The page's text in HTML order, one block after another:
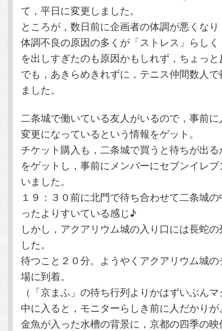
て，平日に変更しました。
ところが，数日前に企画者の体調が悪くな
体調不良の原因の多くが「ストレス」らし
を出しすぎたのも原因かもしれず，ちょっ
でも，あきらめきれずに，テニス仲間数人
ました。
二条城で働いている友人がいるので，事前
変更になっているという情報をゲット。
チケット購入も，二条城で買うと待ちが出
をゲットし，事前にメンバーにセブンイレ
いました。
１９：３０前に北門で待ち合わせて二条城
ったよりすいている感じ♪
しかし，アクアリウム城の入り口には長蛇
した。
待つこと２０分。ようやくアクアリウム城
場に到着。
（「京まふ」の待ち行列よりかはずいぶん
中に入ると，モニターらしき前に人だかりが
金魚が入った水槽の背景に，京都の四季の